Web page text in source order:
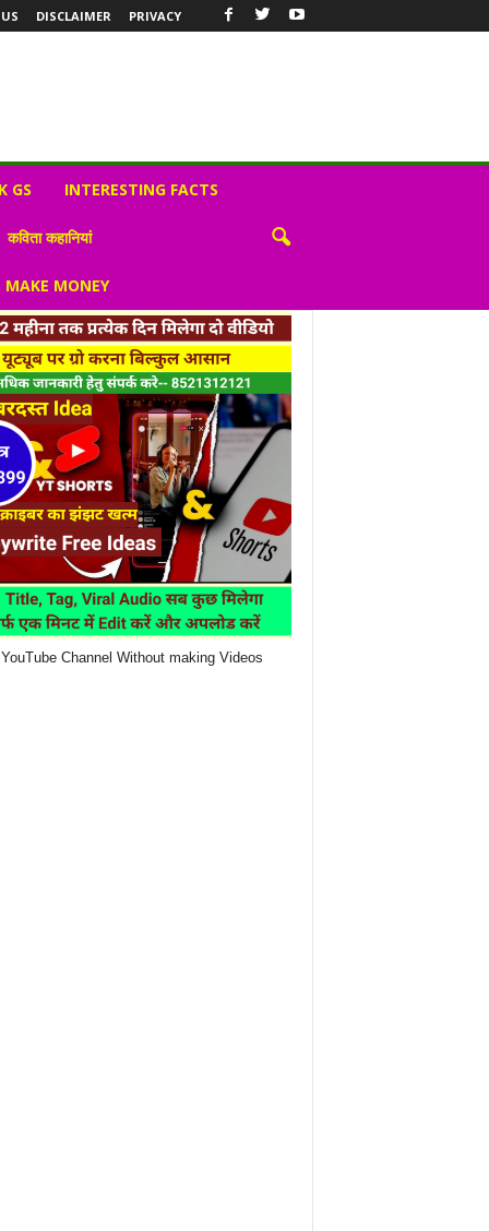
DISCLAIMER PRIVACY
GS INTERESTING FACTS
कविता कहानियां
MONEY
Channel Without making Videos